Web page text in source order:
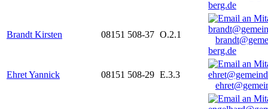
berg.de
Brandt Kirsten 08151 508-37 O.2.1
berg.de
Ehret Yannick 08151 508-29 E.3.3